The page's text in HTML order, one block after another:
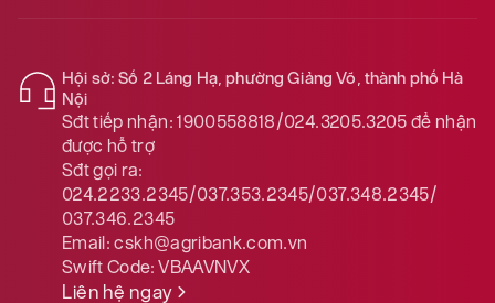
Hội sở: Số 2 Láng Hạ, phường Giảng Võ, thành phố Hà
Nội
Sđt tiếp nhận: 1900558818/024.3205.3205để nhận
được hỗ trợ
Sđt gọi ra:
024.2233.2345/037.353.2345/037.348.2345/
037.346.2345
Email:cskh@agribank.com.vn
Swift Code:VBAAVNVX
Liên hệ ngay